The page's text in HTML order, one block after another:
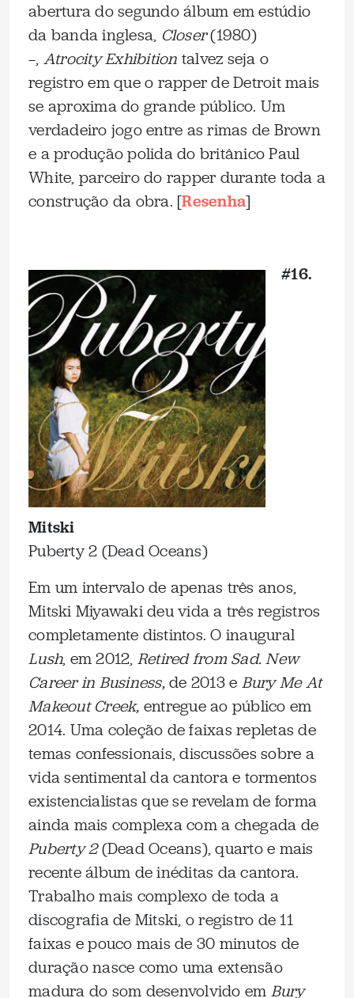
abertura do segundo álbum em estúdio
da banda inglesa, Closer(1980)
—, Atrocity Exhibition talvez seja o
registro em que o rapper de Detroit mais
se aproxima do grande público. Um
verdadeiro jogo entre as rimas de Brown
e a produção polida do britânico Paul
White, parceiro do rapper durante toda a
construção da obra. [Resenha]
#16.
Mitski
Puberty 2 (Dead Oceans)
Em um intervalo de apenas três anos,
Mitski Miyawaki deu vida a três registros
completamente distintos. O inaugural
Lush, em 2012, Retired from Sad. New
Career in Business,de 2013 e Bury Me At
Makeout Creek, entregue ao público em
2014. Uma coleção de faixas repletas de
temas confessionais, discussões sobre a
vida sentimental da cantora e tormentos
existencialistas que se revelam de forma
ainda mais complexa com a chegada de
Puberty 2(Dead Oceans), quarto e mais
recente álbum de inéditas da cantora.
Trabalho mais complexo de toda a
discografia de Mitski, o registro de 11
faixas e pouco mais de 30 minutos de
duração nasce como uma extensão
madura do som desenvolvido em Bury